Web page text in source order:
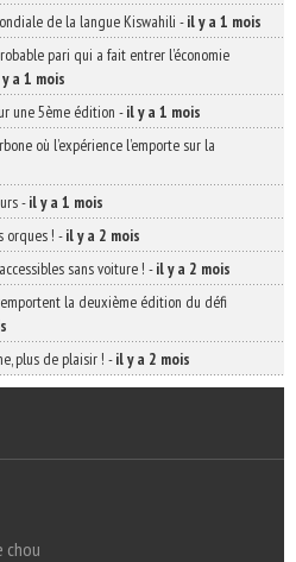
de la langue Kiswahili -il y a 1 mois
pari qui a fait entrer l’économie
a 1 mois
une 5ème édition -il y a 1 mois
où l’expérience l’emporte sur la
-il y a 1 mois
orques ! -il y a 2 mois
sans voiture ! -il y a 2 mois
la deuxième édition du défi
plus de plaisir ! -il y a 2 mois
chou